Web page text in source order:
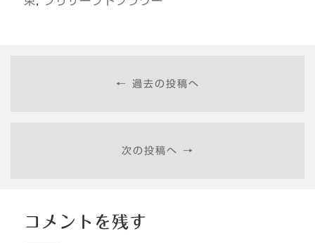
← 過去の投稿へ
次の投稿へ →
コメントを残す